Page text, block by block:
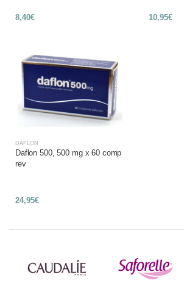
8,40€ 10,95€
DAFLON
Daflon 500, 500 mg x 60 comp
rev
24,95€